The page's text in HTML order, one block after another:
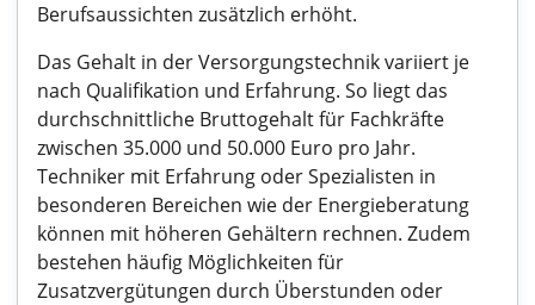
Berufsaussichten zusätzlich erhöht.
Das Gehalt in der Versorgungstechnik variiert je
nach Qualifikation und Erfahrung. So liegt das
durchschnittliche Bruttogehalt für Fachkräfte
zwischen 35.000 und 50.000 Euro pro Jahr.
Techniker mit Erfahrung oder Spezialisten in
besonderen Bereichen wie der Energieberatung
können mit höheren Gehältern rechnen. Zudem
bestehen häufig Möglichkeiten für
Zusatzvergütungen durch Überstunden oder